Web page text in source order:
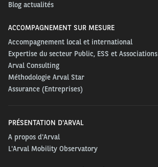
Blog actualités
ACCOMPAGNEMENT SUR MESURE
Accompagnement local et international
Expertise du secteur Public, ESS et Associations
Arval Consulting
Méthodologie Arval Star
Assurance (Entreprises)
PRÉSENTATION D'ARVAL
A propos d'Arval
L'Arval Mobility Observatory